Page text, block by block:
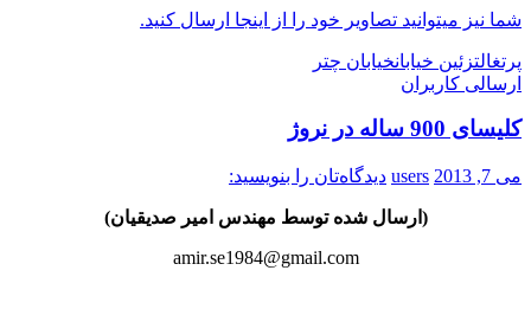
شما نیز میتوانید تصاویر خود را از اینجا ارسال کنید.
پرتغالتزئین خیابانخیابان چتر
ارسالی کاربران
کلیسای 900 ساله در نروژ
می 7, 2013 users دیدگاه‌تان را بنویسید:
(ارسال شده توسط مهندس امیر صدیقیان)
amir.se1984@gmail.com